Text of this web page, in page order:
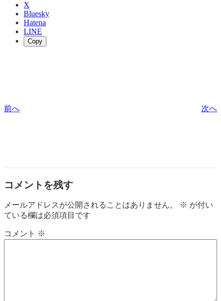
X
Bluesky
Hatena
LINE
Copy
前へ 次へ
コメントを残す
メールアドレスが公開されることはありません。 ※ が付い
ている欄は必須項目です
コメント ※